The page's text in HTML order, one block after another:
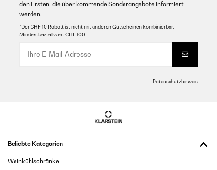
den Ersten, die über kommende Sonderangebote informiert
werden.
*Der CHF 10 Rabatt ist nicht mit anderen Gutscheinen kombinierbar.
Mindestbestellwert CHF 100.
Datenschutzhinweis
Beliebte Kategorien
Weinkühlschränke